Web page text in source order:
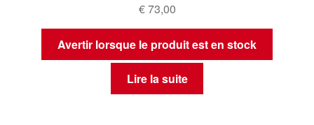
€73,00
Avertir lorsque le produit est en stock
Lire la suite